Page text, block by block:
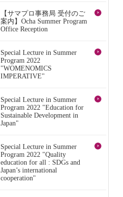
【サマプロ事務局 受付のご
案内】Ocha Summer Program
Office Reception
Special Lecture in Summer
Program 2022
"WOMENOMICS
IMPERATIVE"
Special Lecture in Summer
Program 2022 "Education for
Sustainable Development in
Japan"
Special Lecture in Summer
Program 2022 "Quality
education for all : SDGs and
Japan’s international
cooperation"